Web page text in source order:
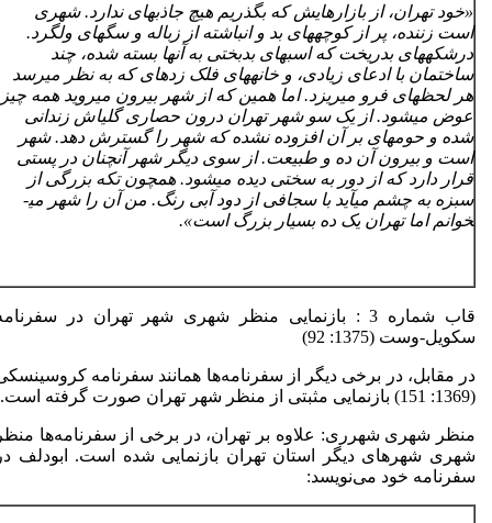
«خود تهران، از بازارهایش که بگذریم هیچ جاذبه­ای ندارد. شهری
است زننده، پر از کوچه­های بد و انباشته از زباله و سگ­های ولگرد.
درشکه­های بدریخت که اسب­های بدبختی به آنها بسته شده، چند
ساختمان با ادعای زیادی، و خانه­های فلک زده­ای که به نظر می­رسد
هر لحظه­ای فرو می­ریزد. اما همین که از شهر بیرون می­روید همه چیز
عوض می­شود. از یک سو شهر تهران درون حصاری گلی­اش زندانی
شده و حومه­ای بر آن افزوده نشده که شهر را گسترش دهد. شهر
است و بیرون آن ده و طبیعت. از سوی دیگر شهر آنچنان در پستی
قرار دارد که از دور به سختی دیده می­شود. همچون تکه بزرگی از
سبزه به چشم می­آید با سجافی از دود آبی رنگ. من آن را شهر می­
خوانم اما تهران یک ده بسیار بزرگ است».
قاب شماره 3 : بازنمایی منظر شهری شهر تهران در
سکویل-وست (1375: 92)
در مقابل، در برخی دیگر از سفرنامه‌ها همانند سفرنامه
(1369: 151) بازنمایی مثبتی از منظر شهر تهران صورت گرفته است.
منظر شهری شهرری: علاوه بر تهران، در برخی از سفرنامه‌ها
شهری شهرهای دیگر استان تهران بازنمایی شده است. ابودلف
سفرنامه خود می‌نویسد: